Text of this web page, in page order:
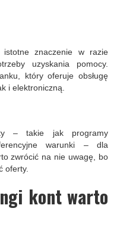
istotne znaczenie w razie
uzyskania pomocy.
który oferuje obsługę
i elektroniczną.
– takie jak programy
warunki – dla
zwrócić na nie uwagę, bo
oferty.
kont warto